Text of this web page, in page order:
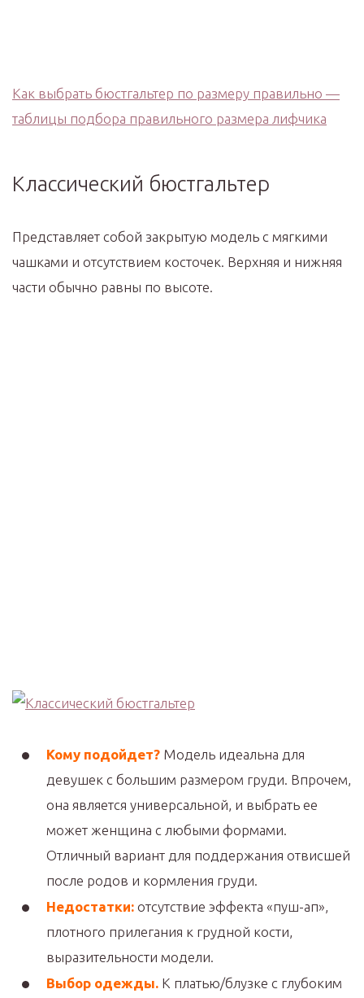
Как выбрать бюстгальтер по размеру правильно —
таблицы подбора правильного размера лифчика
Классический бюстгальтер
Представляет собой закрытую модель с мягкими
чашками и отсутствием косточек. Верхняя и нижняя
части обычно равны по высоте.
Кому подойдет? Модель идеальна для
девушек с большим размером груди. Впрочем,
она является универсальной, и выбрать ее
может женщина с любыми формами.
Отличный вариант для поддержания отвисшей
после родов и кормления груди.
Недостатки: отсутствие эффекта «пуш-ап»,
плотного прилегания к грудной кости,
выразительности модели.
Выбор одежды. К платью/блузке с глубоким